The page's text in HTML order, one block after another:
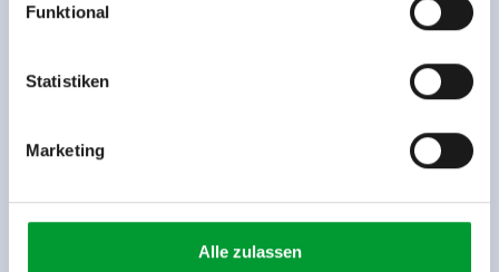
Rohr 23// A-6280 Zell am Ziller
www.zillertalarena.com
Funktional
Statistiken
Marketing
Alle zulassen